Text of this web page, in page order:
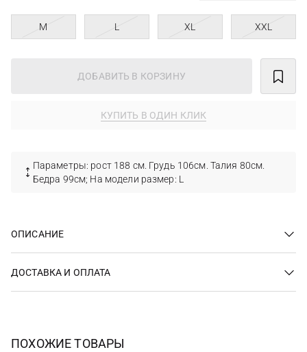
M L XL XXL
ДОБАВИТЬ В КОРЗИНУ
КУПИТЬ В ОДИН КЛИК
Параметры: рост 188 см. Грудь 106см. Талия 80см.
Бедра 99см; На модели размер: L
ОПИСАНИЕ
ДОСТАВКА И ОПЛАТА
ПОХОЖИЕ ТОВАРЫ